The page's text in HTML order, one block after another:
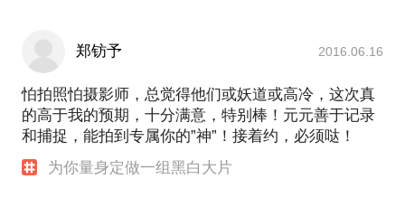
郑钫予 2016.06.16
怕拍照怕摄影师，总觉得他们或妖道或高冷，这次真
的高于我的预期，十分满意，特别棒！元元善于记录
和捕捉，能拍到专属你的”神”！接着约，必须哒！
为你量身定做一组黑白大片